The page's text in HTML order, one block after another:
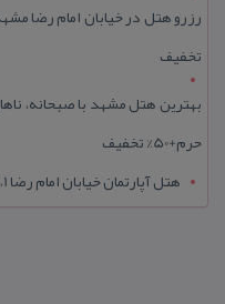
تخفیف
بهترین هتل مشهد با صبحانه،
حرم+50% تخفیف
هتل آپارتمان خیابان امام رضا 1، 2، 3، 5،8 ،16 | تا 90 % تخفیف